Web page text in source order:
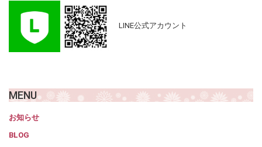
LINE公式アカウント
MENU
お知らせ
BLOG